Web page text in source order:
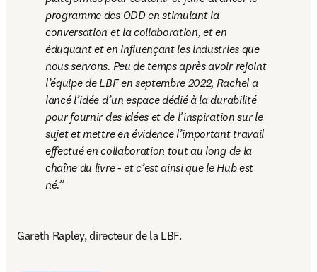
programme des ODD en stimulant la
conversation et la collaboration, et en
éduquant et en influençant les industries que
nous servons. Peu de temps après avoir rejoint
l’équipe de LBF en septembre 2022, Rachel a
lancé l’idée d’un espace dédié à la durabilité
pour fournir des idées et de l’inspiration sur le
sujet et mettre en évidence l’important travail
effectué en collaboration tout au long de la
chaîne du livre - et c’est ainsi que le Hub est
né.
Gareth Rapley, directeur de la LBF.